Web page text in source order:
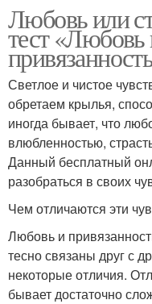
Любовь или
тест «Любовь
Светлое и чистое
обретаем крылья,
иногда бывает, что
влюбленностью,
Данный бесплатный
разобраться в своих
Чем отличаются эти
Любовь и
тесно связаны друг с
некоторые отличия.
бывает достаточно